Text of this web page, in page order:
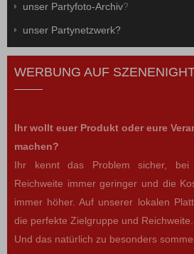
unser Partyfoto-Archiv?
unser Partynetzwerk?
WERBUNG AUF
Ihr wollt euer Produkt oder eure
machen?
Ihr kennt das Problem sicher, bei
Reichweite immer geringer und die
immer höher. Auf unserer lokalen
die perfekte Zielgruppe und Reichweite.
Und das natürlich zu besonders